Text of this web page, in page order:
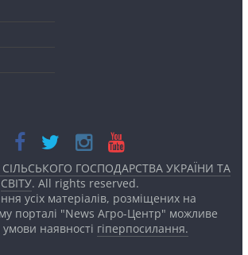
ГОСПОДАРСТВА УКРАЇНИ ТА
СВІТУ. All rights reserved.
усіх матеріалів, розміщених на
порталі "News Агро-Центр" можливе
умови наявності гіперпосилання.